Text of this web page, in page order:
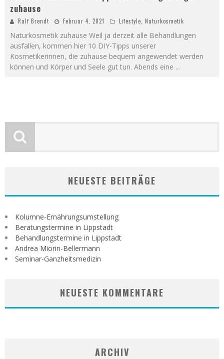
zuhause
Ralf Brendt Februar 4, 2021 Lifestyle Naturkosmetik
Naturkosmetik zuhause Weil ja derzeit alle Behandlungen
ausfallen, kommen hier 10 DIY-Tipps unserer
Kosmetikerinnen, die zuhause bequem angewendet werden
können und Körper und Seele gut tun. Abends eine ...
NEUESTE BEITRÄGE
Kolumne-Ernährungsumstellung
Beratungstermine in Lippstadt
Behandlungstermine in Lippstadt
Andrea Miorin-Bellermann
Seminar-Ganzheitsmedizin
NEUESTE KOMMENTARE
ARCHIV